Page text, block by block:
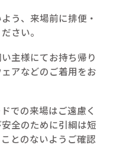
う、来場前に排便・
さい。
主様にてお持ち帰り
アなどのご着用をお
での来場はご遠慮く
全のために引綱は短
とのないようご確認